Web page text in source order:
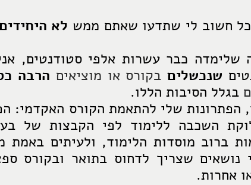
חשוב לי שתדעו שאתם ממש לא
שלימדה כבר עשרות אלפי סטודנטים,
שנכשלים בקורס או מוציאים הרבה
בגלל הסיבות הללו.
הפתרונות שלי להתאמת הקורס האקדמי:
השכבה ללימוד לפי הקבצות של
ברוב מוסדות הלימוד, ולעיתים באמת
נושאים שצריך לדחוס בתואר ובקורס
אחרות.